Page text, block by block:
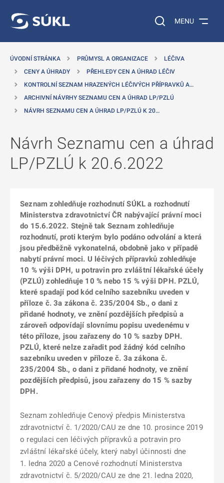
Vyhledávání na
MENU
ÚVODNÍ STRÁNKA PRŮMYSL A ORGANIZACE
LÉČIVA
CENY A ÚHRADY
PŘEHLEDY CEN A ÚHRAD LÉČIV
KONTROLNÍ SEZNAM HRAZENÝCH LÉČIVÝCH PŘÍPRAVKŮ A…
ARCHIVNÍ NÁVRHY SEZNAMU CEN A ÚHRAD LP/PZLÚ
NÁVRH SEZNAMU CEN A ÚHRAD LP/PZLÚ K 20…
Návrh Seznamu cen a úhrad
LP/PZLÚ k 20.6.2022
Seznam zohledňuje rozhodnutí SÚKL a rozhodnutí
Ministerstva zdravotnictví ČR nabývající právní moci
do 15.6.2022. Stejně tak Seznam zohledňuje
rozhodnutí, proti kterým bylo podáno odvolání a která
jsou předběžně vykonatelná, obdobně jako v případě
nabytí právní moci. U léčivých přípravků zohledňuje
10 % výši DPH, u potravin pro zvláštní lékařské účely
(PZLÚ) zohledňuje 10 % nebo 15 % výši DPH. PZLÚ,
které spadají pod kód celního sazebníku uveden v
příloze č. 3a zákona č. 235/2004 Sb., o dani z
přidané hodnoty, ve znění pozdějších předpisů a
zároveň odpovídají slovnímu popisu uvedenému v
této příloze, jsou zařazeny do 10 % sazby DPH.
PZLÚ, které nelze zařadit pod žádný kód celního
sazebníku uveden v příloze č. 3a zákona č.
235/2004 Sb., o dani z přidané hodnoty, ve znění
pozdějších předpisů, jsou zařazeny do 15 % sazby
DPH.
Seznam zohledňuje Cenový předpis Ministerstva
zdravotnictví č. 1/2020/CAU ze dne 10. prosince 2019
o regulaci cen léčivých přípravků a potravin pro
zvláštní lékařské účely, který nabyl účinnosti dne
1. ledna 2020 a Cenové rozhodnutí Ministerstva
zdravotnictví č. 5/2020/CAU ze dne 21. ledna 2020,